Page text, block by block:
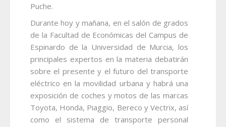
Puche.
Durante hoy y mañana, en el salón de grados
de la Facultad de Económicas del Campus de
Espinardo de la Universidad de Murcia, los
principales expertos en la materia debatirán
sobre el presente y el futuro del transporte
eléctrico en la movilidad urbana y habrá una
exposición de coches y motos de las marcas
Toyota, Honda, Piaggio, Bereco y Vectrix, así
como el sistema de transporte personal